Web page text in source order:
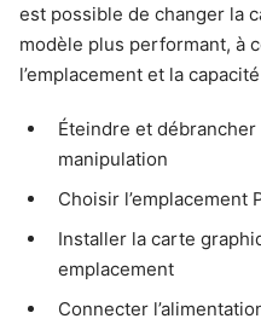
est possible de changer la
modèle plus performant, à
l’emplacement et la
Éteindre et débrancher
manipulation
Choisir l’emplacement
Installer la carte
emplacement
Connecter